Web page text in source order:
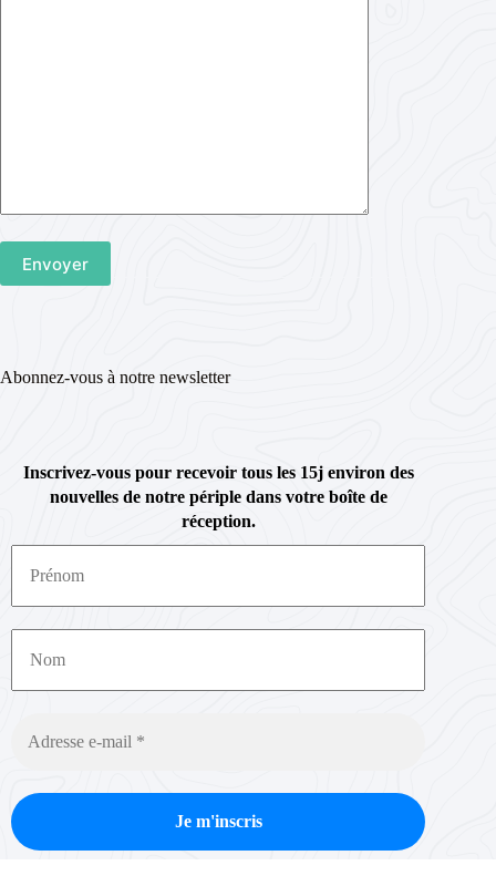
Abonnez-vous à notre newsletter
Inscrivez-vous pour recevoir tous les 15j environ des
nouvelles de notre périple dans votre boîte de
réception.